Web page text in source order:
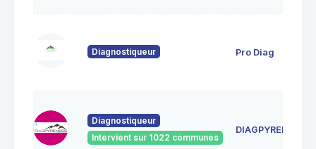
Diagnostiqueur Pro Diag
Diagnostiqueur
Intervient sur 1022 communes
DIAGPYRENEES